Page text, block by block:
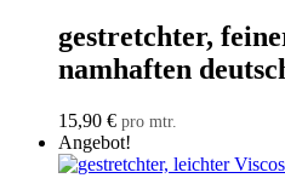
gestretchter,
namhaften
15,90 € pro mtr.
Angebot!